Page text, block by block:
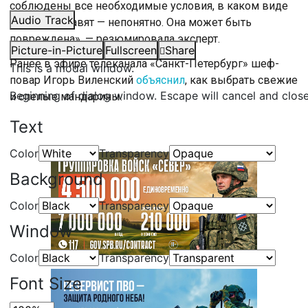
Audio Track
Picture-in-Picture Fullscreen
Share
This is a modal window.
Beginning of dialog window. Escape will cancel and
Text
Color Transparency
Background
Color Transparency
Window
Color Transparency
Font Size
соблюдены все необходимые условия, в каком виде
вам ее доставят — непонятно. Она может быть
повреждена», — резюмировала эксперт.
Ранее в эфире телеканала «Санкт-Петербург» шеф-
повар Игорь Виленский объяснил, как выбрать свежие
и спелые мандарины.